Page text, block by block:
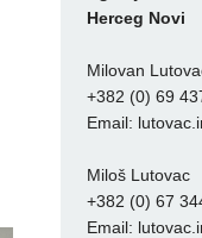
Herceg Novi
Milovan
+382 (0) 69
Email:
Miloš Lutovac
+382 (0) 67
Email: